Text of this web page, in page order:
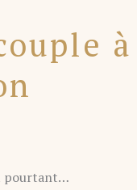
à
pourtant…